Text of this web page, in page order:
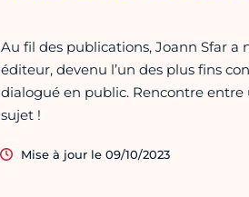
Au fil des publications, Joann Sfar a
éditeur, devenu l’un des plus fins
dialogué en public. Rencontre
sujet !
Mise à jour le 09/10/2023